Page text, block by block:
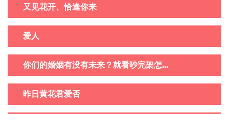
又见花开、恰逢你来
爱人
你们的婚姻有没有未来？就看吵完架怎...
昨日黄花君爱否